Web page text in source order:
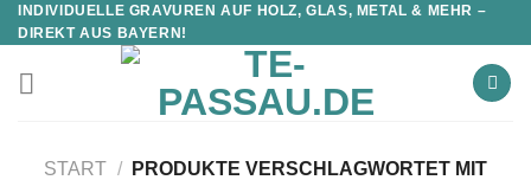
INDIVIDUELLE GRAVUREN AUF HOLZ, GLAS, METAL & MEHR –
DIREKT AUS BAYERN!
START /
PRODUKTE VERSCHLAGWORTET MIT